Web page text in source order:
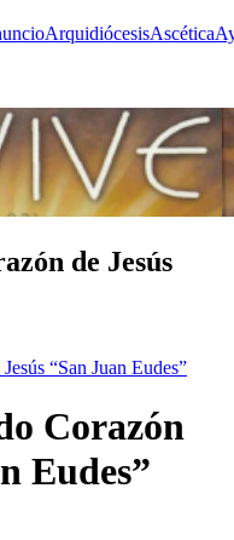
ArquidiócesisAscética
de Jesús
“San Juan Eudes”
Corazón
Eudes”